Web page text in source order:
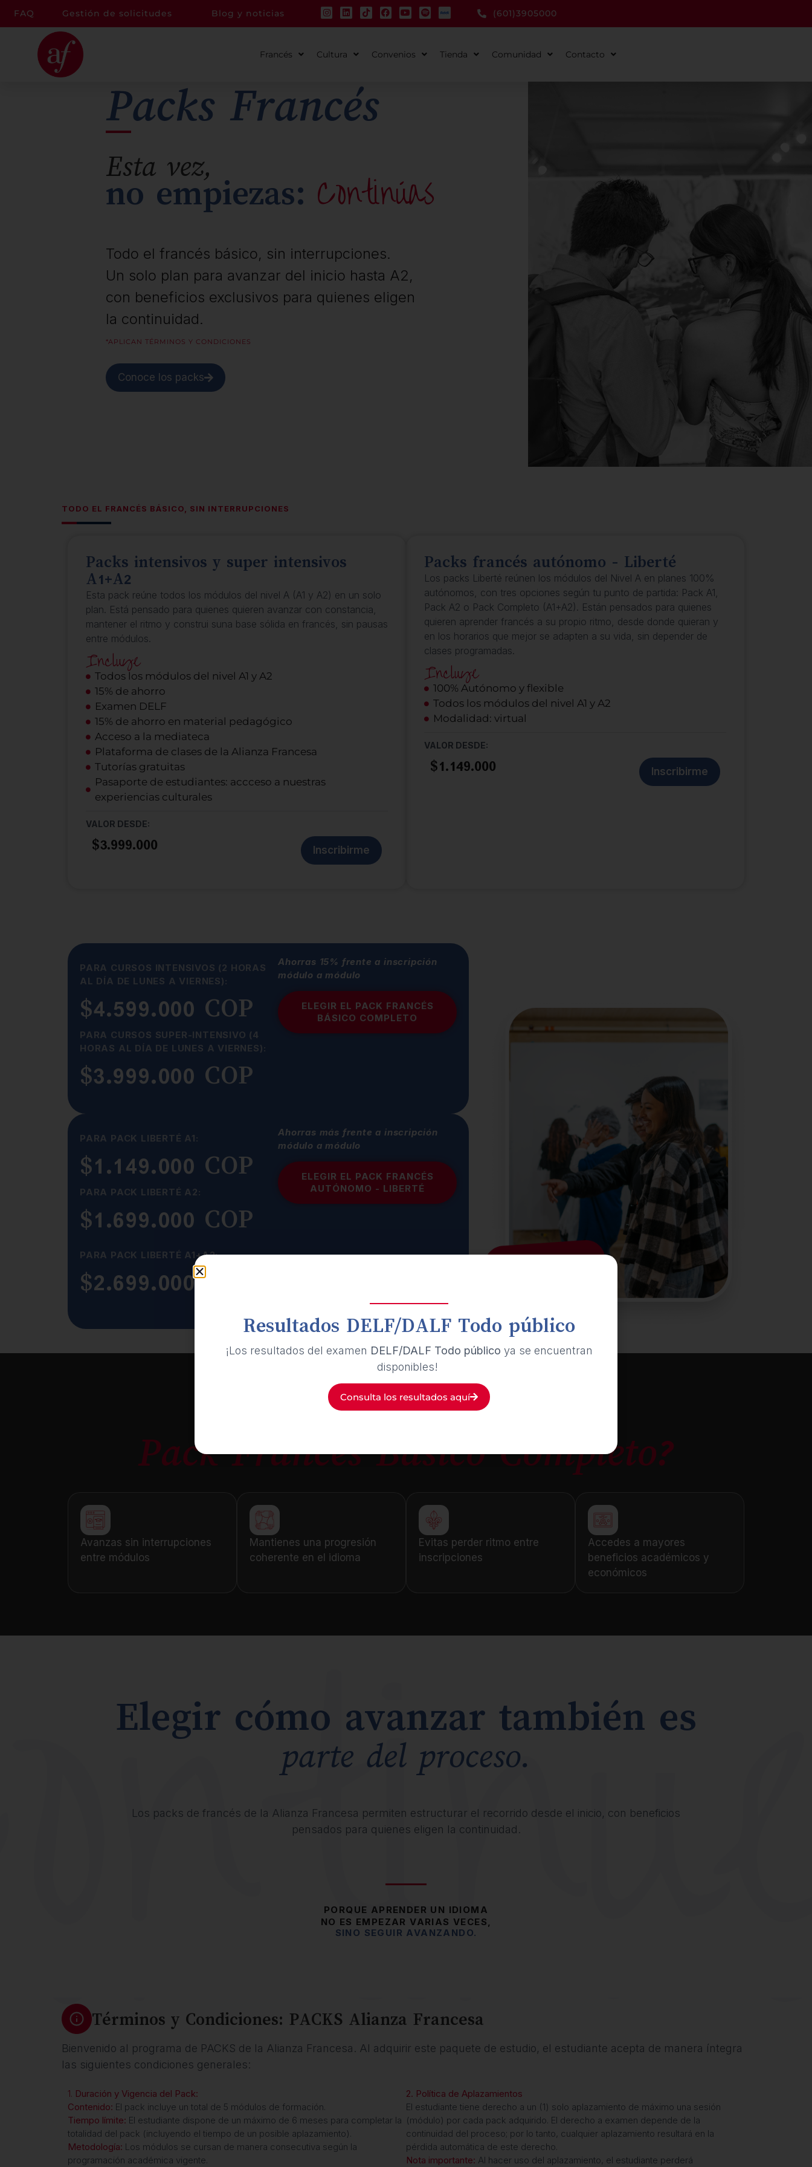
FAQ Gestión de solicitudes Blog y noticias (601)3905000
Francés Cultura Convenios Tienda Comunidad Contacto
Packs Francés
Esta vez,
no empiezas: Continúas
Todo el francés básico, sin interrupciones.
Un solo plan para avanzar del inicio hasta A2,
con beneficios exclusivos para quienes eligen
la continuidad.
*APLICAN TÉRMINOS Y CONDICIONES
Conoce los packs
TODO EL FRANCÉS BÁSICO, SIN INTERRUPCIONES
Packs intensivos y super intensivos
A1+A2
Esta pack reúne todos los módulos del nivel A (A1 y A2) en un solo
plan. Está pensado para quienes quieren avanzar con constancia,
mantener el ritmo y construi suna base sólida en francés, sin pausas
entre módulos.
Incluye
Todos los módulos del nivel A1 y A2
15% de ahorro
Examen DELF
15% de ahorro en material pedagógico
Acceso a la mediateca
Plataforma de clases de la Alianza Francesa
Tutorías gratuitas
Pasaporte de estudiantes: accceso a nuestras
experiencias culturales
VALOR DESDE:
$3.999.000 Inscribirme
Packs francés autónomo - Liberté
Los packs Liberté reúnen los módulos del Nivel A en planes 100%
autónomos, con tres opciones según tu punto de partida: Pack A1,
Pack A2 o Pack Completo (A1+A2). Están pensados para quienes
quieren aprender francés a su propio ritmo, desde donde quieran y
en los horarios que mejor se adapten a su vida, sin depender de
clases programadas.
Incluye
100% Autónomo y flexible
Todos los módulos del nivel A1 y A2
Modalidad: virtual
VALOR DESDE:
$1.149.000 Inscribirme
PARA CURSOS INTENSIVOS (2 HORAS
AL DÍA DE LUNES A VIERNES):
$4.599.000 COP
PARA CURSOS SUPER-INTENSIVO (4
HORAS AL DÍA DE LUNES A VIERNES):
$3.999.000 COP
Ahorras 15% frente a inscripción
módulo a módulo
ELEGIR EL PACK FRANCÉS
BÁSICO COMPLETO
PARA PACK LIBERTÉ A1:
$1.149.000 COP
PARA PACK LIBERTÉ A2:
$1.699.000 COP
PARA PACK LIBERTÉ A1+A2:
$2.699.000 COP
Ahorras más frente a inscripción
módulo a módulo
ELEGIR EL PACK FRANCÉS
AUTÓNOMO - LIBERTÉ
¿Por qué elegir el
Pack Francés Básico Completo?
Avanzas sin interrupciones
entre módulos
Mantienes una progresión
coherente en el idioma
Evitas perder ritmo entre
inscripciones
Accedes a mayores
beneficios académicos y
económicos
Elegir cómo avanzar también es
parte del proceso.
Los packs de francés de la Alianza Francesa permiten estructurar el recorrido desde el inicio, con beneficios
pensados para quienes eligen la continuidad.
PORQUE APRENDER UN IDIOMA
NO ES EMPEZAR VARIAS VECES,
SINO SEGUIR AVANZANDO.
Términos y Condiciones: PACKS Alianza Francesa
Bienvenido al programa de PACKS de la Alianza Francesa. Al adquirir este paquete de estudio, el estudiante acepta de manera íntegra
las siguientes condiciones generales:
1. Duración y Vigencia del Pack:
Contenido: El pack incluye un total de 5 módulos de formación.
Tiempo límite: El estudiante dispone de un máximo de 6 meses para completar la
totalidad del pack (incluyendo el tiempo de un posible aplazamiento).
Metodología: Los módulos se cursan de manera consecutiva según la
programación académica vigente.
2. Política de Aplazamientos
El estudiante tiene derecho a un (1) solo aplazamiento de máximo una sesión
(módulo) por cada pack adquirido. El derecho a examen depende de la
continuidad del proceso; por lo tanto, cualquier aplazamiento resultará en la
pérdida automática de este derecho.
Nota importante: Al hacer uso del aplazamiento, el estudiante perderá
Resultados DELF/DALF Todo público
¡Los resultados del examen DELF/DALF Todo público ya se encuentran
disponibles!
Consulta los resultados aquí